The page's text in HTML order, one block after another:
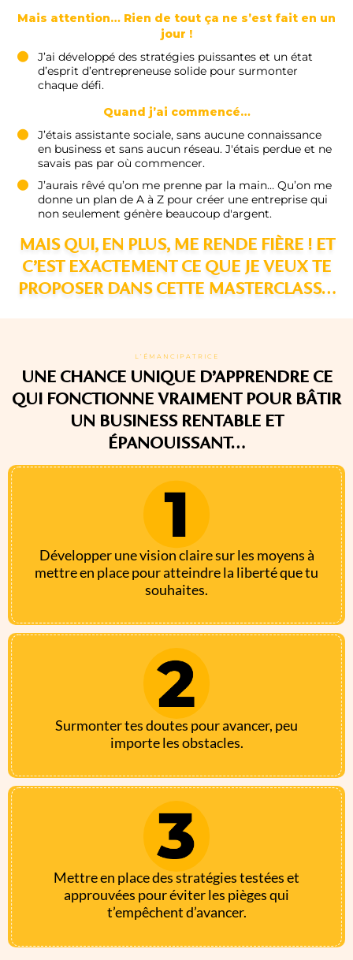
Mais attention… Rien de tout ça ne s’est fait en un
jour !
J’ai développé des stratégies puissantes et un état
d’esprit d’entrepreneuse solide pour surmonter
chaque défi.
Quand j’ai commencé…
J’étais assistante sociale, sans aucune connaissance
en business et sans aucun réseau. J'étais perdue et ne
savais pas par où commencer.
J’aurais rêvé qu’on me prenne par la main… Qu’on me
donne un plan de A à Z pour créer une entreprise qui
non seulement génère beaucoup d'argent.
MAIS QUI, EN PLUS, ME RENDE FIÈRE ! ET
C’EST EXACTEMENT CE QUE JE VEUX TE
PROPOSER DANS CETTE MASTERCLASS…
L’ÉMANCIPATRICE
UNE CHANCE UNIQUE D’APPRENDRE CE
QUI FONCTIONNE VRAIMENT POUR BÂTIR
UN BUSINESS RENTABLE ET
ÉPANOUISSANT…
Développer une vision claire sur les moyens à
mettre en place pour atteindre la liberté que tu
souhaites.
Surmonter tes doutes pour avancer, peu
importe les obstacles.
Mettre en place des stratégies testées et
approuvées pour éviter les pièges qui
t’empêchent d’avancer.